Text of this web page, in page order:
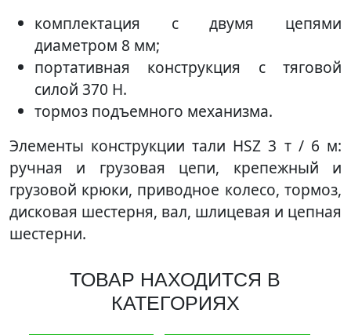
комплектация с двумя цепями
диаметром 8 мм;
портативная конструкция с тяговой
силой 370 Н.
тормоз подъемного механизма.
Элементы конструкции тали HSZ 3 т / 6 м:
ручная и грузовая цепи, крепежный и
грузовой крюки, приводное колесо, тормоз,
дисковая шестерня, вал, шлицевая и цепная
шестерни.
ТОВАР НАХОДИТСЯ В
КАТЕГОРИЯХ